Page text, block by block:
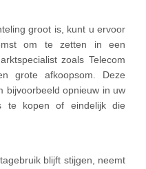
groot is, kunt u ervoor
om te zetten in een
zoals Telecom
grote afkoopsom. Deze
bijvoorbeeld opnieuw in uw
te kopen of eindelijk die
blijft stijgen, neemt